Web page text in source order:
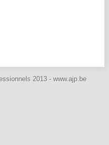
2013 - www.ajp.be